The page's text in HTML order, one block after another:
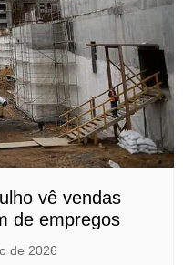
vê vendas
de empregos
de 2026